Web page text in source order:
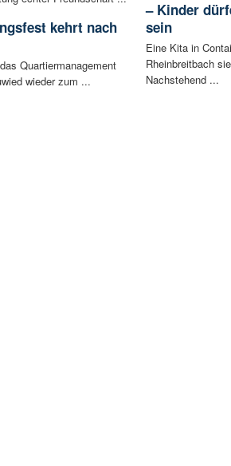
kehrt nach
Quartiermanagement
wieder zum ...
– Kinder
sein
Eine Kita in
Rheinbreitbach
Nachstehend ...